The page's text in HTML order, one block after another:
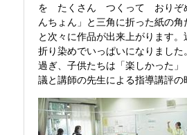
を たくさん つくって おりぞめ
んちょん」と三角に折った紙の
と次々に作品が出来上がります
折り染めでいっぱいになりまし
過ぎ、子供たちは「楽しかった
議と講師の先生による指導講評の